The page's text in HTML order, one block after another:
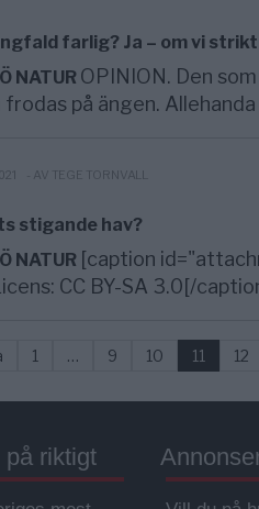
farlig? Ja – om vi
NATUR OPINION. Den
på ängen.
- AV TEGE TORNVALL
stigande hav?
NATUR [caption
CC BY-SA 3.0[/
1 … 9 10 11 12
på riktigt